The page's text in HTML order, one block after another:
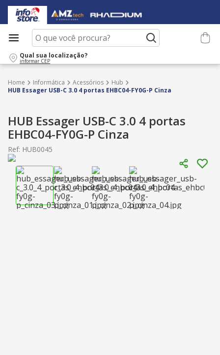
O que você procura?
Qual sua localização?
informar CEP
Informática Acessórios
Hub
HUB Essager USB-C 3.0 4 portas EHBC04-FY0G-P Cinza
HUB Essager USB-C 3.0 4 portas
EHBC04-FY0G-P Cinza
Ref: HUB0045